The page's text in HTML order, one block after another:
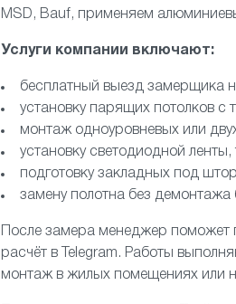
MSD, Bauf, применяем
Услуги компании включают:
бесплатный выезд замерщика
установку парящих потолков с
монтаж одноуровневых или
установку светодиодной
подготовку закладных под
замену полотна без демонтажа
После замера менеджер поможет
расчёт в Telegram. Работы
монтаж в жилых помещениях или